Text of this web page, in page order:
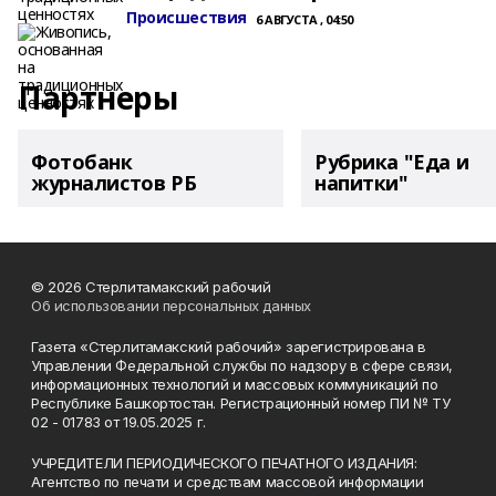
Происшествия 6 АВГУСТА , 04:50
Партнеры
Фотобанк
журналистов РБ
Рубрика "Еда и
напитки"
© 2026 Стерлитамакский рабочий
Об использовании персональных данных
Газета «Стерлитамакский рабочий» зарегистрирована в
Управлении Федеральной службы по надзору в сфере связи,
информационных технологий и массовых коммуникаций по
Республике Башкортостан. Регистрационный номер ПИ № ТУ
02 - 01783 от 19.05.2025 г.
УЧРЕДИТЕЛИ ПЕРИОДИЧЕСКОГО ПЕЧАТНОГО ИЗДАНИЯ:
Агентство по печати и средствам массовой информации